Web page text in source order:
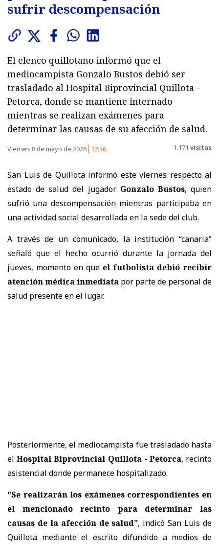
sufrir descompensación
El elenco quillotano informó que el
mediocampista Gonzalo Bustos debió ser
trasladado al Hospital Biprovincial Quillota -
Petorca, donde se mantiene internado
mientras se realizan exámenes para
determinar las causas de su afección de salud.
Viernes 8 de mayo de 2026 12:36 1.171 visitas
San Luis de Quillota informó este viernes respecto al
estado de salud del jugador Gonzalo Bustos, quien
sufrió una descompensación mientras participaba en
una actividad social desarrollada en la sede del club.
A través de un comunicado, la institución “canaria”
señaló que el hecho ocurrió durante la jornada del
jueves, momento en que el futbolista debió recibir
atención médica inmediata por parte de personal de
salud presente en el lugar.
Posteriormente, el mediocampista fue trasladado hasta
elHospital Biprovincial Quillota - Petorca, recinto
asistencial donde permanece hospitalizado.
"Se realizarán los exámenes correspondientes en
el mencionado recinto para determinar las
causas de la afección de salud”, indicó San Luis de
Quillota mediante el escrito difundido a medios de